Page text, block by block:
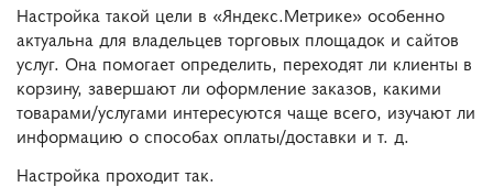
Настройка такой цели в «Яндекс.Метрике» особенно
актуальна для владельцев торговых площадок и сайтов
услуг. Она помогает определить, переходят ли клиенты в
корзину, завершают ли оформление заказов, какими
товарами/услугами интересуются чаще всего, изучают ли
информацию о способах оплаты/доставки и т. д.
Настройка проходит так.